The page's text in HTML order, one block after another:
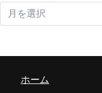
ホーム